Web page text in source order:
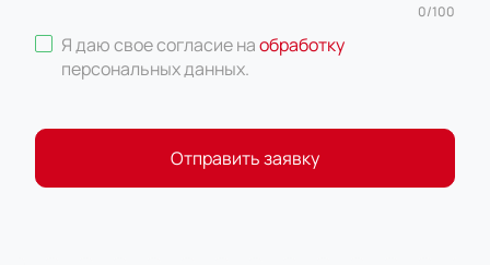
0/100
Я даю свое согласие наобработку
персональных данных.
Отправить заявку